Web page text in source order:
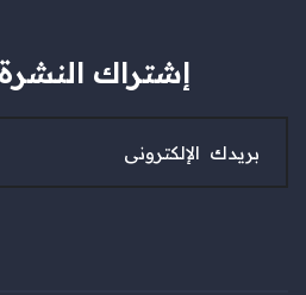
إشتراك النشرة